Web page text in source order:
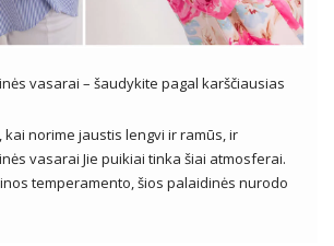
vasarai – šaudykite pagal karščiausias
norime jaustis lengvi ir ramūs, ir
vasarai Jie puikiai tinka šiai atmosferai.
temperamento, šios palaidinės nurodo